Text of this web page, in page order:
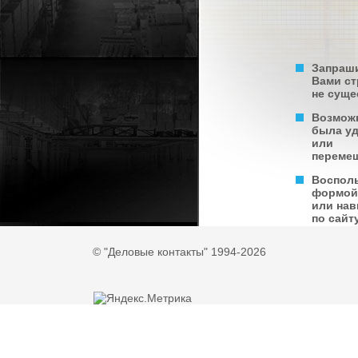
Вами
не
была
или
формой
или
по
© "Деловые контакты" 1994-2026